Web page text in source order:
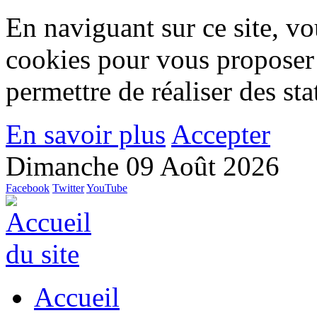
En naviguant sur ce site,
cookies pour vous
permettre de réaliser des
En savoir plus Accepter
Dimanche 09 Août 2026
Facebook TwitterYouTube
Accueil